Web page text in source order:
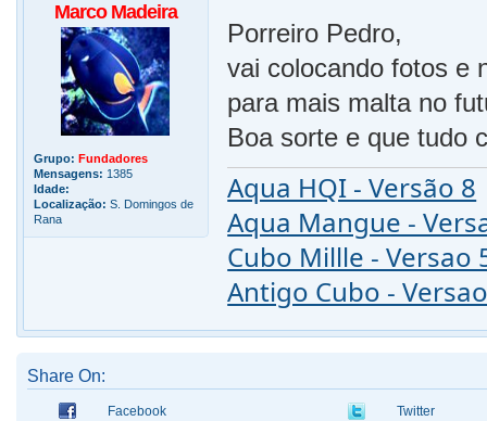
Marco Madeira
Grupo: Fundadores
Mensagens: 1385
Idade:
Localização: S. Domingos de
Rana
Porreiro Pedro,
vai colocando fotos e
para mais malta no
Boa sorte e que tudo
Aqua HQI - Versão 8
Aqua Mangue -
Cubo Millle - Versao
Antigo Cubo -
Share On:
Facebook Twitter